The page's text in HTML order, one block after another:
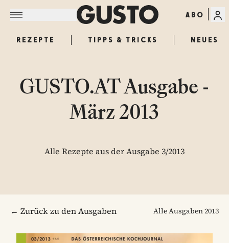
ABO
REZEPTE TIPPS & TRICKS NEUES
GUSTO.AT Ausgabe -
März 2013
Alle Rezepte aus der Ausgabe 3/2013
← Zurück zu den Ausgaben Alle Ausgaben2013